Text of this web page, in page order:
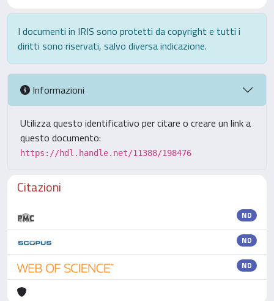
I documenti in IRIS sono protetti da copyright e tutti i
diritti sono riservati, salvo diversa indicazione.
Informazioni
Utilizza questo identificativo per citare o creare un link a
questo documento:
https://hdl.handle.net/11388/198476
Citazioni
ND
ND
ND